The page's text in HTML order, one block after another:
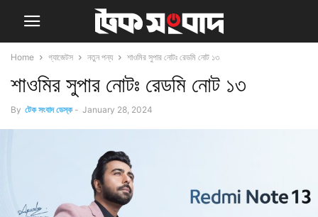
Home গ্যাজেটস নতুন পন্য শাওমির সুপার নোটঃ রেডমি নোট ১৩
শাওমির সুপার নোটঃ রেডমি নোট ১৩
By টেক সংবাদ ডেস্ক - January 28, 2024